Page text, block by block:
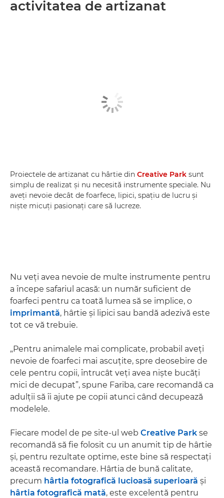
activitatea de artizanat
Proiectele de artizanat cu hârtie din Creative Park sunt
simplu de realizat şi nu necesită instrumente speciale. Nu
aveţi nevoie decât de foarfece, lipici, spaţiu de lucru şi
nişte micuţi pasionaţi care să lucreze.
Nu veţi avea nevoie de multe instrumente pentru
a începe safariul acasă: un număr suficient de
foarfeci pentru ca toată lumea să se implice, o
imprimantă, hârtie şi lipici sau bandă adezivă este
tot ce vă trebuie.
„Pentru animalele mai complicate, probabil aveţi
nevoie de foarfeci mai ascuţite, spre deosebire de
cele pentru copii, întrucât veţi avea nişte bucăţi
mici de decupat”, spune Fariba, care recomandă ca
adulţii să îi ajute pe copii atunci când decupează
modelele.
Fiecare model de pe site-ul web Creative Park se
recomandă să fie folosit cu un anumit tip de hârtie
şi, pentru rezultate optime, este bine să respectaţi
această recomandare. Hârtia de bună calitate,
precum hârtia fotografică lucioasă superioară şi
hârtia fotografică mată, este excelentă pentru